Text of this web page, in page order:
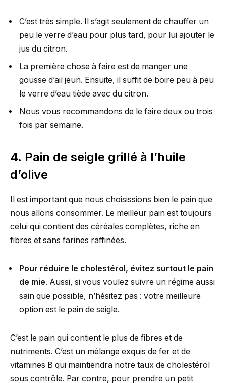
C’est très simple. Il s’agit seulement de chauffer un
peu le verre d’eau pour plus tard, pour lui ajouter le
jus du citron.
La première chose à faire est de manger une
gousse d’ail jeun. Ensuite, il suffit de boire peu à peu
le verre d’eau tiède avec du citron.
Nous vous recommandons de le faire deux ou trois
fois par semaine.
4. Pain de seigle grillé à l’huile
d’olive
Il est important que nous choisissions bien le pain que
nous allons consommer. Le meilleur pain est toujours
celui qui contient des céréales complètes, riche en
fibres et sans farines raffinées.
Pour réduire le cholestérol, évitez surtout le pain
de mie. Aussi, si vous voulez suivre un régime aussi
sain que possible, n’hésitez pas : votre meilleure
option est le pain de seigle.
C’est le pain qui contient le plus de fibres et de
nutriments. C’est un mélange exquis de fer et de
vitamines B qui maintiendra notre taux de cholestérol
sous contrôle. Par contre, pour prendre un petit